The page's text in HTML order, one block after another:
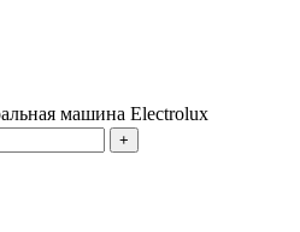
машина Electrolux